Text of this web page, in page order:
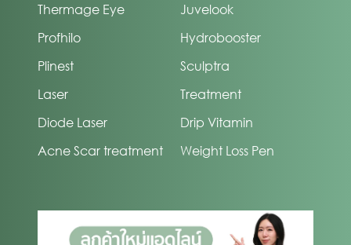
Thermage Eye
Juvelook
Profhilo
Hydrobooster
Plinest
Sculptra
Laser
Treatment
Diode Laser
Drip Vitamin
Acne Scar treatment
Weight Loss Pen